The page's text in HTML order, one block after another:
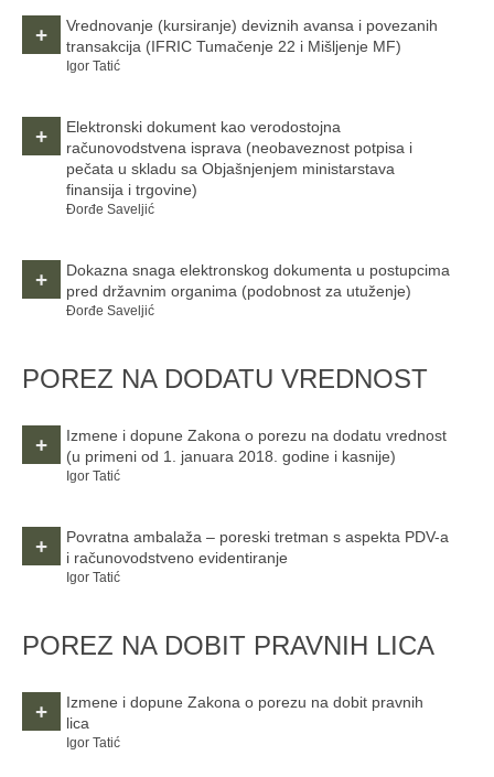
+
Vrednovanje (kursiranje) deviznih avansa i povezanih
transakcija (IFRIC Tumačenje 22 i Mišljenje MF)
Igor Tatić
+
Elektronski dokument kao verodostojna
računovodstvena isprava (neobaveznost potpisa i
pečata u skladu sa Objašnjenjem ministarstava
finansija i trgovine)
Đorđe Saveljić
+
Dokazna snaga elektronskog dokumenta u postupcima
pred državnim organima (podobnost za utuženje)
Đorđe Saveljić
POREZ NA DODATU VREDNOST
+
Izmene i dopune Zakona o porezu na dodatu vrednost
(u primeni od 1. januara 2018. godine i kasnije)
Igor Tatić
+
Povratna ambalaža – poreski tretman s aspekta PDV-a
i računovodstveno evidentiranje
Igor Tatić
POREZ NA DOBIT PRAVNIH LICA
+
Izmene i dopune Zakona o porezu na dobit pravnih
lica
Igor Tatić